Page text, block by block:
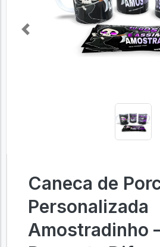
Previous
Caneca de
Personalizada
Amostradinho